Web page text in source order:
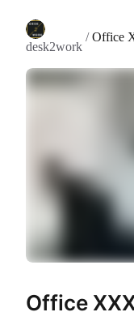
desk2work
/Office
Office